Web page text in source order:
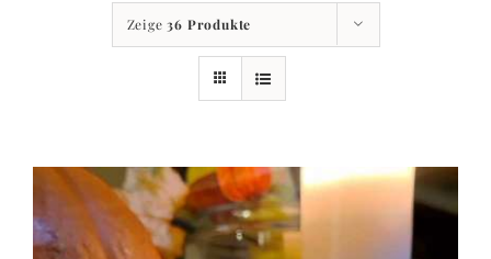
Restaurant
Anfahrt + Kontakt
Zeige36 Produkte